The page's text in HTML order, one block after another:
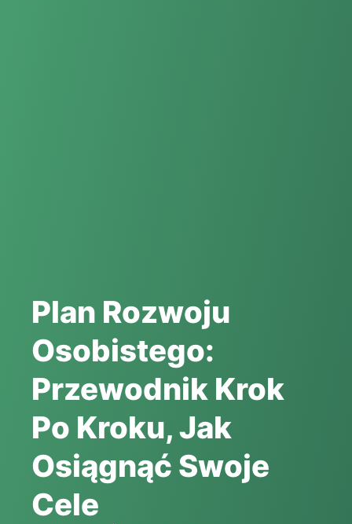
Plan Rozwoju
Osobistego:
Przewodnik Krok
Po Kroku, Jak
Osiągnąć Swoje
Cele